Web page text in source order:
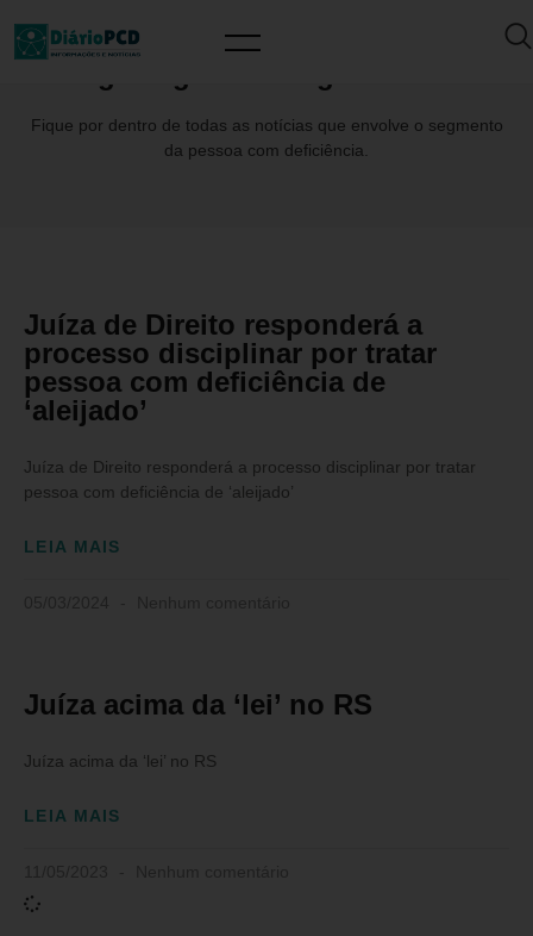
Fique por dentro de todas as notícias que envolve o segmento
da pessoa com deficiência.
Juíza de Direito responderá a
processo disciplinar por tratar
pessoa com deficiência de
‘aleijado’
Juíza de Direito responderá a processo disciplinar por tratar
pessoa com deficiência de ‘aleijado’
LEIA MAIS
Juíza acima da ‘lei’ no RS
Juíza acima da ‘lei’ no RS
LEIA MAIS